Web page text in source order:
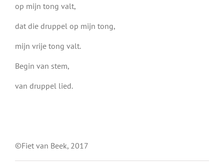
op mijn tong valt,
dat die druppel op mijn tong,
mijn vrije tong valt.
Begin van stem,
van druppel lied.
©Fiet van Beek, 2017